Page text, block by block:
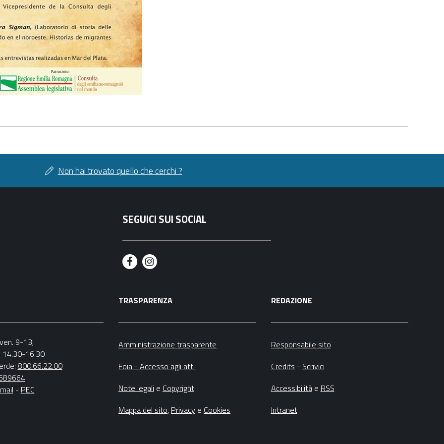
Non hai trovato quello che cerchi ?
SEGUICI SUI SOCIAL
F
c
e
o
k
I
s
t
r
a
m
9-13;
14.30-16.30
800.66.22.00
- PEC
TRASPARENZA
Amministrazione trasparente
Foia - Accesso agli atti
Note legali e Copyright
Mappa del sito, Privacy e Cookies
REDAZIONE
Responsabile sito
Credits - Scrivici
Accessibilitàe RSS
Intranet